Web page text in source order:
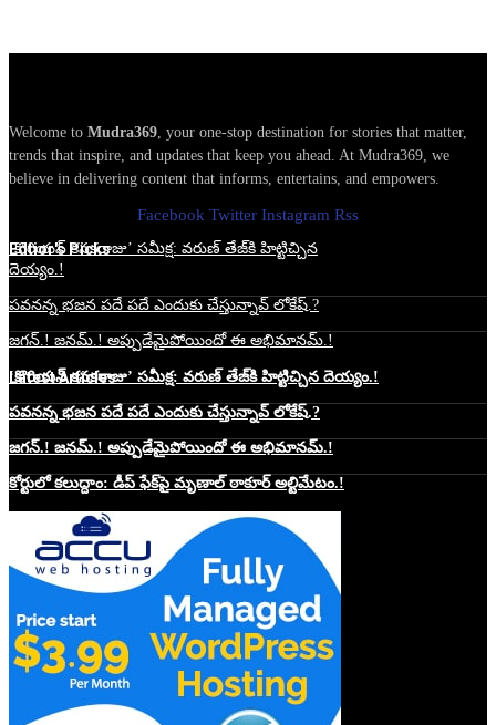
Welcome to Mudra369, your one-stop destination for stories that matter,
trends that inspire, and updates that keep you ahead. At Mudra369, we
believe in delivering content that informs, entertains, and empowers.
Facebook Twitter Instagram Rss
Edtior's Picks
‘కొరియన్ కనకరాజు’ సమీక్ష: వరుణ్ తేజ్‌కి హిట్టిచ్చిన
దెయ్యం.!
పవనన్న భజన పదే పదే ఎందుకు చేస్తున్నావ్ లోకేష్.?
జగన్.! జనమ్.! అప్పుడేమైపోయిందో ఈ అభిమానమ్.!
Latest Articles
‘కొరియన్ కనకరాజు’ సమీక్ష: వరుణ్ తేజ్‌కి హిట్టిచ్చిన దెయ్యం.!
పవనన్న భజన పదే పదే ఎందుకు చేస్తున్నావ్ లోకేష్.?
జగన్.! జనమ్.! అప్పుడేమైపోయిందో ఈ అభిమానమ్.!
కోర్టులో కలుద్దాం: డీప్ ఫేక్‌పై మృణాల్ ఠాకూర్ అల్టిమేటం.!
Website Hosting Sponser